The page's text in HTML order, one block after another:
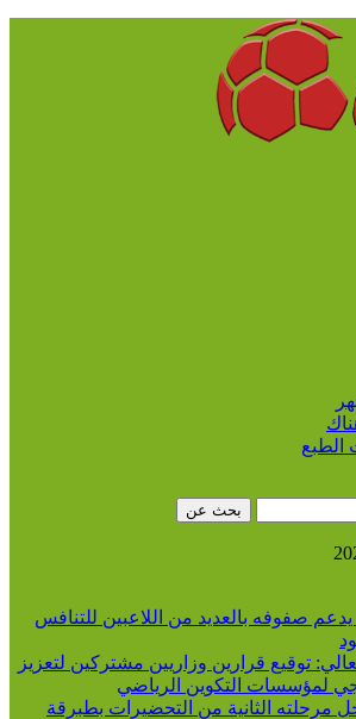
الطبع
بحث عن
صفوفه بالعديد من اللاعبين للتنافس
توقيع قرارين وزاريين مشتركين لتعزيز
لمؤسسات التكوين الرياضي
مرحلته الثانية من التحضيرات بطبرقة